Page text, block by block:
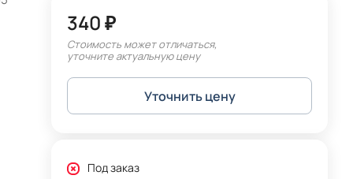
340 ₽
Стоимость может отличаться,
уточните актуальную цену
Уточнить цену
Под заказ